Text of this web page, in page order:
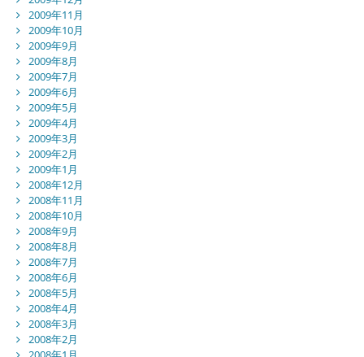
2009年11月
2009年10月
2009年9月
2009年8月
2009年7月
2009年6月
2009年5月
2009年4月
2009年3月
2009年2月
2009年1月
2008年12月
2008年11月
2008年10月
2008年9月
2008年8月
2008年7月
2008年6月
2008年5月
2008年4月
2008年3月
2008年2月